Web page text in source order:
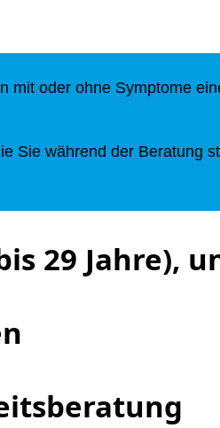
mit oder ohne Symptome
Sie während der Beratung
29 Jahre),